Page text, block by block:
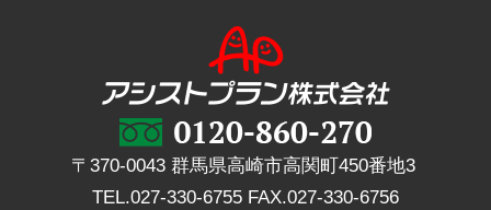
〒370-0043 群馬県高崎市高関町450番地3
TEL.027-330-6755 FAX.027-330-6756